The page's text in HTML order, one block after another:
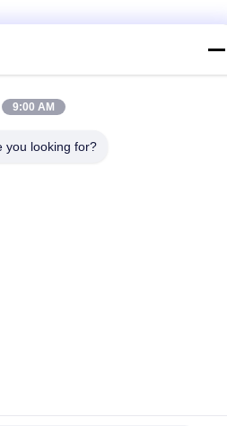
tecnologico della stanza 701-
Huayun, Wuxi
9:00 AM
you looking for?